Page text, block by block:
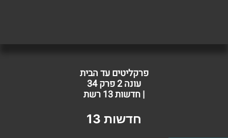
פרקליטים עד הבית
עונה 2 פרק 34
| חדשות 13 רשת
חדשות 13